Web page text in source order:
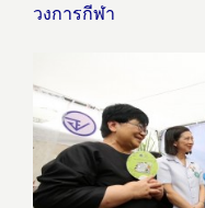
วงการกีฬา